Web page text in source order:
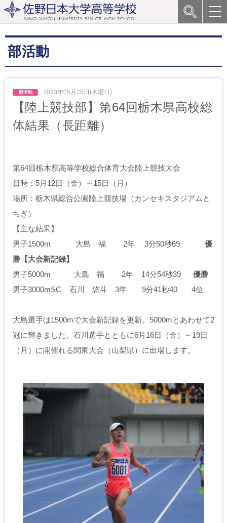
部活動
2023年05月25日(木曜日)
【陸上競技部】第64回栃木県高校総
体結果（長距離）
第64回栃木県高等学校総合体育大会陸上競技大会
日時：5月12日（金）～15日（月）
場所：栃木県総合公園陸上競技場（カンセキスタジアムと
ちぎ）
【主な結果】
男子1500m 大島 福 2年 3分50秒69 優
勝【大会新記録】
男子5000m 大島 福 2年 14分54秒39 優勝
男子3000mSC 石川 悠斗 3年 9分41秒40 4位
大島選手は1500mで大会新記録を更新、5000mとあわせて2
冠に輝きました。石川選手とともに6月16日（金）～19日
（月）に開催れる関東大会（山梨県）に出場します。